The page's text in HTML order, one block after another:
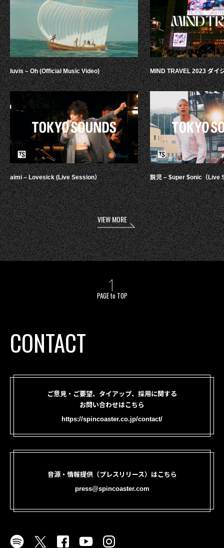
luvis – Oh (Official Music Video)
aimi – Lovesick (Live Session）
MIND TRAVEL 2023 ダイ
鋭児 – $uper $onic（Live
VIEW MORE
PAGE to TOP
CONTACT
ご意見・ご要望、タイアップ、採用に関する
お問い合わせはこちら
https://spincoaster.co.jp/contact/
音源・情報提供（プレスリリース）はこちら
press@spincoaster.com